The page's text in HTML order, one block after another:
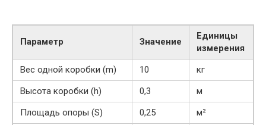
Параметр Значение
Единицы
измерения
Вес одной коробки (m)
10
кг
Высота коробки (h)
0,3
м
Площадь опоры (S)
0,25
м²